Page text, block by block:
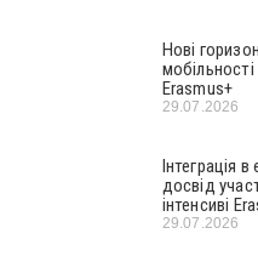
Нові
Erasmus+
29.07.2026
Інтеграція
досвід
інтенсиві
29.07.2026